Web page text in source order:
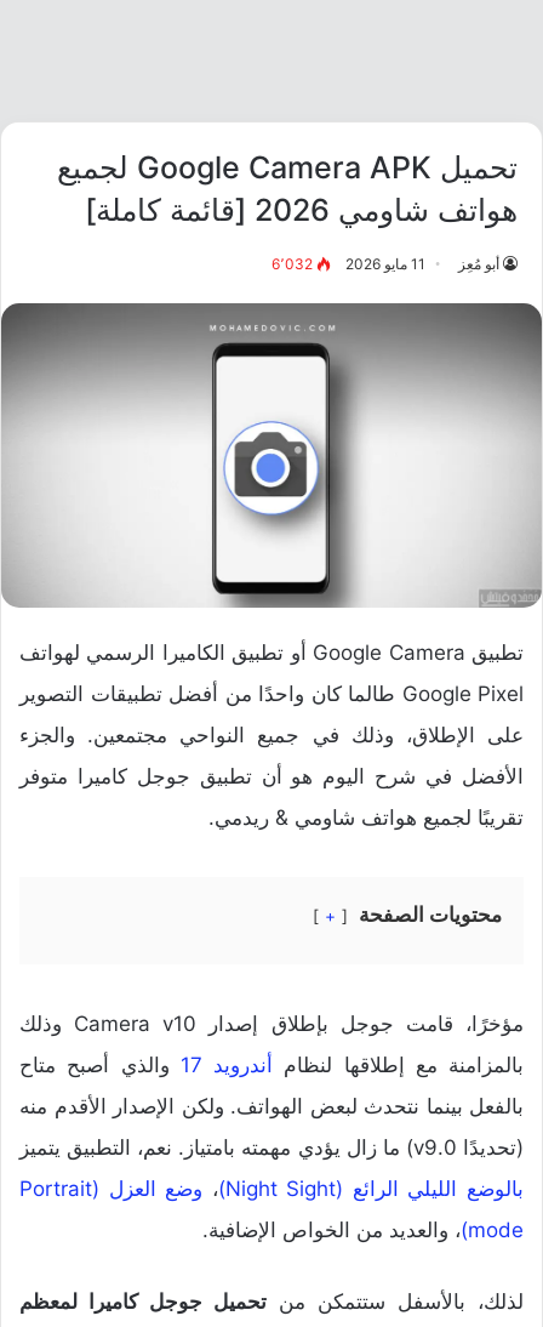
تحميل Google Camera APK لجميع
هواتف شاومي 2026 [قائمة كاملة]
أبو مُعِز 11 مايو 2026 6٬032
تطبيق Google Camera أو تطبيق الكاميرا الرسمي لهواتف
Google Pixel طالما كان واحدًا من أفضل تطبيقات التصوير
على الإطلاق، وذلك في جميع النواحي مجتمعين. والجزء
الأفضل في شرح اليوم هو أن تطبيق جوجل كاميرا متوفر
تقريبًا لجميع هواتف شاومي & ريدمي.
محتويات الصفحة +
مؤخرًا، قامت جوجل بإطلاق إصدار Camera v10 وذلك
بالمزامنة مع إطلاقها لنظام
أندرويد 17
والذي أصبح متاح
بالفعل بينما نتحدث لبعض الهواتف. ولكن الإصدار الأقدم منه
(تحديدًا v9.0) ما زال يؤدي مهمته بامتياز. نعم، التطبيق يتميز
بالوضع الليلي الرائع (Night Sight)
،
وضع العزل (Portrait
mode) ، والعديد من الخواص الإضافية.
لذلك، بالأسفل ستتمكن من تحميل جوجل كاميرا لمعظم